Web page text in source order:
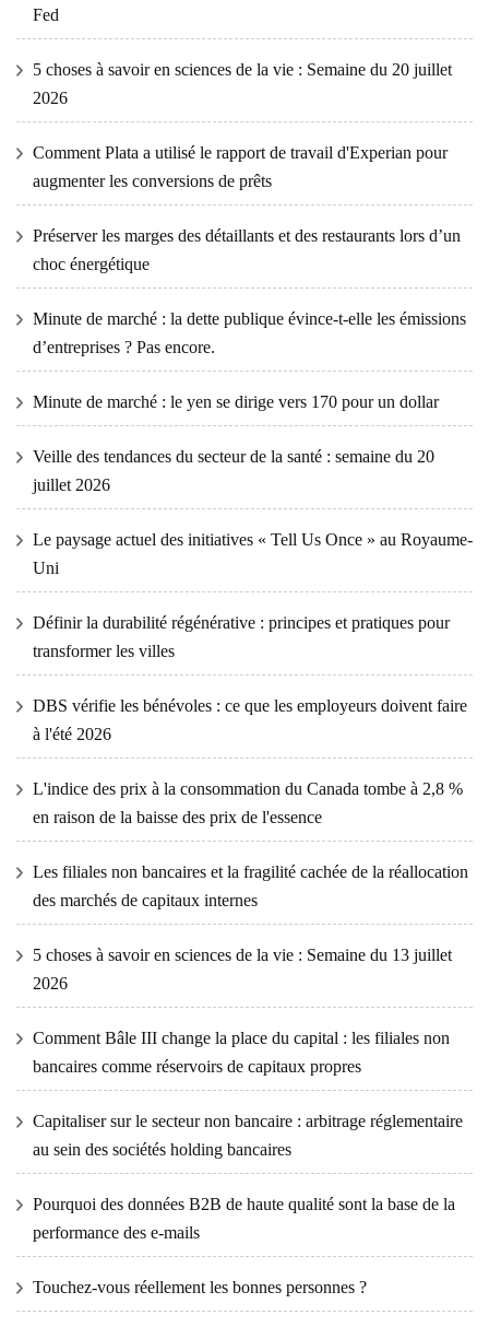
Fed
5 choses à savoir en sciences de la vie : Semaine du 20 juillet
2026
Comment Plata a utilisé le rapport de travail d'Experian pour
augmenter les conversions de prêts
Préserver les marges des détaillants et des restaurants lors d’un
choc énergétique
Minute de marché : la dette publique évince-t-elle les émissions
d’entreprises ? Pas encore.
Minute de marché : le yen se dirige vers 170 pour un dollar
Veille des tendances du secteur de la santé : semaine du 20
juillet 2026
Le paysage actuel des initiatives « Tell Us Once » au Royaume-
Uni
Définir la durabilité régénérative : principes et pratiques pour
transformer les villes
DBS vérifie les bénévoles : ce que les employeurs doivent faire
à l'été 2026
L'indice des prix à la consommation du Canada tombe à 2,8 %
en raison de la baisse des prix de l'essence
Les filiales non bancaires et la fragilité cachée de la réallocation
des marchés de capitaux internes
5 choses à savoir en sciences de la vie : Semaine du 13 juillet
2026
Comment Bâle III change la place du capital : les filiales non
bancaires comme réservoirs de capitaux propres
Capitaliser sur le secteur non bancaire : arbitrage réglementaire
au sein des sociétés holding bancaires
Pourquoi des données B2B de haute qualité sont la base de la
performance des e-mails
Touchez-vous réellement les bonnes personnes ?